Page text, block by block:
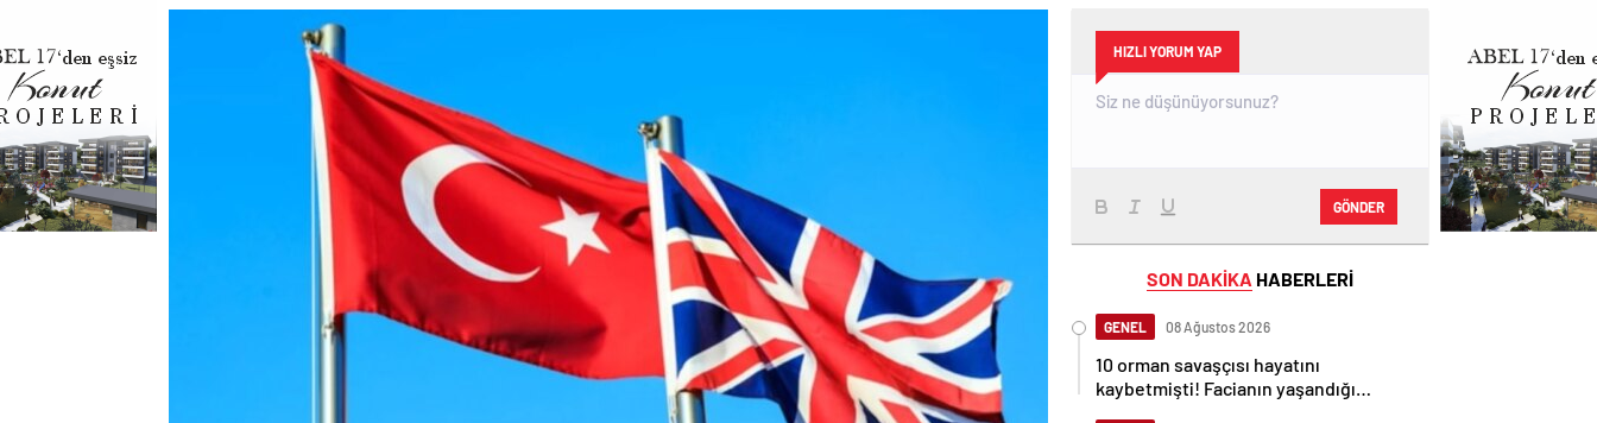
HIZLI YORUM YAP
GÖNDER
SON DAKİKA HABERLERİ
GENEL 08 Ağustos 2026
10 orman savaşçısı hayatını
kaybetmişti! Facianın yaşandığı